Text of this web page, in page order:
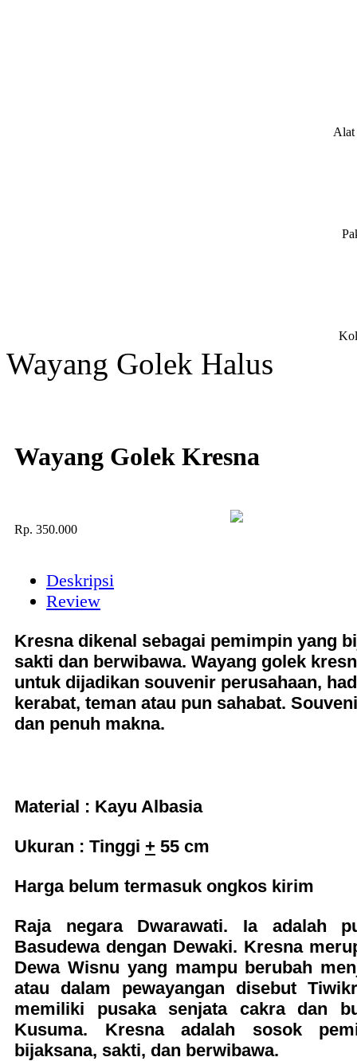
Alat
Wayang Golek Halus
Wayang Golek Kresna
Rp. 350.000
Deskripsi
Review
Kresna dikenal sebagai pemimpin yang
sakti dan berwibawa. Wayang golek
untuk dijadikan souvenir perusahaan,
kerabat, teman atau pun sahabat.
dan penuh makna.
Material : Kayu Albasia
Ukuran : Tinggi + 55 cm
Harga belum termasuk ongkos kirim
Raja negara Dwarawati. Ia adalah
Basudewa dengan Dewaki. Kresna
Dewa Wisnu yang mampu berubah
atau dalam pewayangan disebut
memiliki pusaka senjata cakra dan
Kusuma. Kresna adalah sosok
bijaksana, sakti, dan berwibawa.